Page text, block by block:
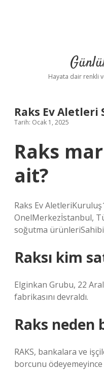
Hayata dair renkli
Raks Ev Aletleri
Tarih: Ocak 1, 2025
Raks
ait?
Raks Ev
OnelMerkezİstanbul,
soğutma
Raksı kim
Elginkan Grubu, 22
fabrikasını devraldı.
Raks neden
RAKS, bankalara ve
borcunu ödeyemeyince